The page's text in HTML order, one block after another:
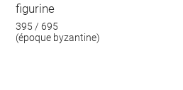
figurine
395 / 695
(époque byzantine)